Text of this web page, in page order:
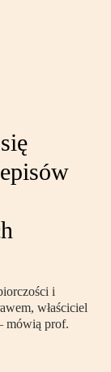
i
właściciel
mówią prof.